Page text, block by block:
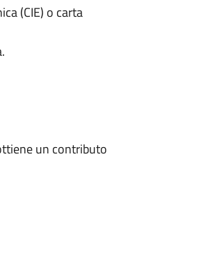
(CIE) o carta
un contributo